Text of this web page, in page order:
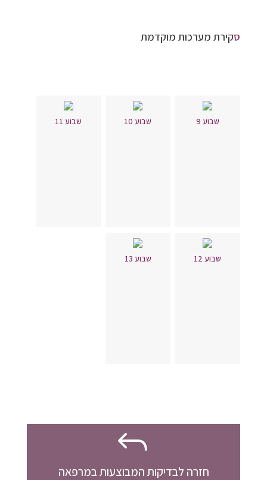
שבוע 9 שבוע 10 שבוע 11
שבוע 12 שבוע 13
סקירת מערכות מוקדמת
J
חזרה לבדיקות המבוצעות במרפאה